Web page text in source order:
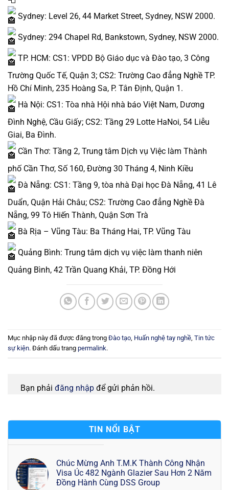
Sydney: Level 26, 44 Market Street, Sydney, NSW 2000.
Sydney: 294 Chapel Rd, Bankstown, Sydney, NSW 2000.
TP. HCM: CS1: VPDD Bộ Giáo dục và Đào tạo, 3 Công
Trường Quốc Tế, Quận 3; CS2: Trường Cao đẳng Nghề TP.
Hồ Chí Minh, 235 Hoàng Sa, P. Tân Định, Quận 1.
Hà Nội: CS1: Tòa nhà Hội nhà báo Việt Nam, Dương
Đình Nghệ, Cầu Giấy; CS2: Tầng 29 Lotte HaNoi, 54 Liễu
Giai, Ba Đình.
Cần Thơ: Tầng 2, Trung tâm Dịch vụ Việc làm Thành
phố Cần Thơ, Số 160, Đường 30 Tháng 4, Ninh Kiều
Đà Nẵng: CS1: Tầng 9, tòa nhà Đại học Đà Nẵng, 41 Lê
Duẩn, Quận Hải Châu; CS2: Trường Cao đẳng Nghề Đà
Nẵng, 99 Tô Hiến Thành, Quận Sơn Trà
Bà Rịa – Vũng Tàu: Ba Tháng Hai, TP. Vũng Tàu
Quảng Bình: Trung tâm dịch vụ việc làm thanh niên
Quảng Bình, 42 Trần Quang Khải, TP. Đồng Hới
Mục nhập này đã được đăng trong Đào tạo Huấn nghệ tay nghề Tin tức
sự kiện. Đánh dấu trang permalink.
Bạn phải đăng nhập để gửi phản hồi.
TIN NỔI BẬT
Chúc Mừng Anh T.M.K Thành Công Nhận
Visa Úc 482 Ngành Glazier Sau Hơn 2 Năm
Đồng Hành Cùng DSS Group